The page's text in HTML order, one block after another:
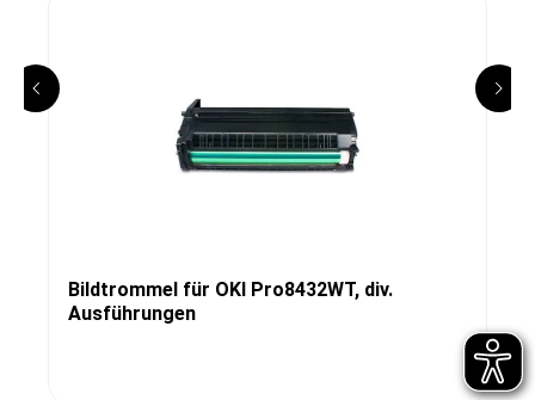
Bildtrommel für OKI Pro8432WT, div.
Ausführungen